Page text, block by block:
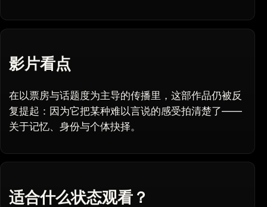
影片看点
在以票房与话题度为主导的传播里，这部作品仍被反
复提起：因为它把某种难以言说的感受拍清楚了——
关于记忆、身份与个体抉择。
适合什么状态观看？